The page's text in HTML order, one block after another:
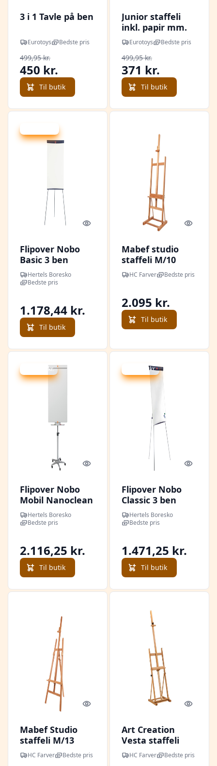
3 i 1 Tavle på ben
Eurotoys Bedste pris
499,95 kr.
450 kr.
Til butik
Junior staffeli
inkl. papir mm.
Eurotoys Bedste pris
499,95 kr.
371 kr.
Til butik
Quick look
Flipover Nobo
Basic 3 ben
Hertels Boresko
Bedste pris
1.178,44 kr.
Til butik
Quick
Mabef studio
staffeli M/10
HC Farver Bedste pris
2.095 kr.
Til butik
Spar -10 kr.
Quick look
Flipover Nobo
Mobil Nanoclean
Lakeret WB
Hertels Boresko
Bedste pris
2.116,25 kr.
Til butik
Spar -88 kr.
Quick
Flipover Nobo
Classic 3 ben
Hertels Boresko
Bedste pris
1.471,25 kr.
Til butik
Quick look
Mabef Studio
staffeli M/13
HC Farver Bedste pris
Quick
Art Creation
Vesta staffeli
HC Farver Bedste pris